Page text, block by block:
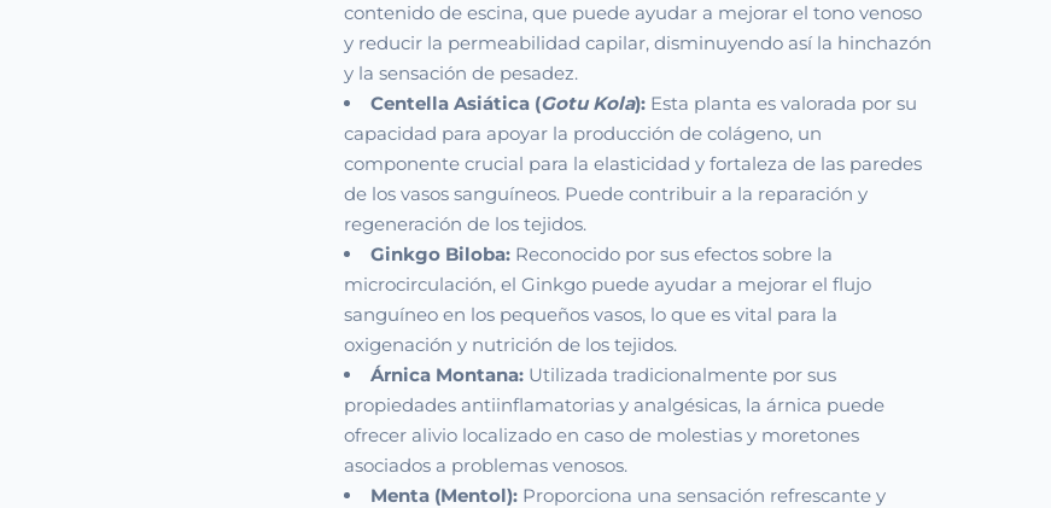
contenido de escina, que puede ayudar a mejorar el tono venoso
y reducir la permeabilidad capilar, disminuyendo así la hinchazón
y la sensación de pesadez.
Centella Asiática (Gotu Kola):Esta planta es valorada por su
capacidad para apoyar la producción de colágeno, un
componente crucial para la elasticidad y fortaleza de las paredes
de los vasos sanguíneos. Puede contribuir a la reparación y
regeneración de los tejidos.
Ginkgo Biloba:Reconocido por sus efectos sobre la
microcirculación, el Ginkgo puede ayudar a mejorar el flujo
sanguíneo en los pequeños vasos, lo que es vital para la
oxigenación y nutrición de los tejidos.
Árnica Montana:Utilizada tradicionalmente por sus
propiedades antiinflamatorias y analgésicas, la árnica puede
ofrecer alivio localizado en caso de molestias y moretones
asociados a problemas venosos.
Menta (Mentol):Proporciona una sensación refrescante y